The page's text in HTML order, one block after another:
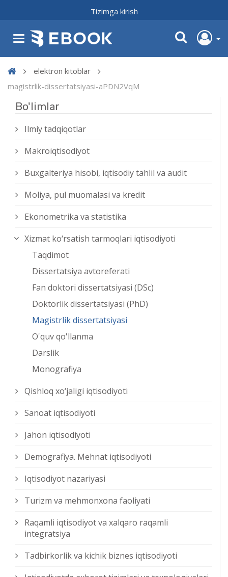
Tizimga kirish
elektron kitoblar
magistrlik-dissertatsiyasi-aPDN2VqM
Bo'limlar
Ilmiy tadqiqotlar
Makroiqtisodiyot
Buxgalteriya hisobi, iqtisodiy tahlil va audit
Moliya, pul muomalasi va kredit
Ekonometrika va statistika
Xizmat kо‘rsatish tarmoqlari iqtisodiyoti
Taqdimot
Dissertatsiya avtoreferati
Fan doktori dissertatsiyasi (DSc)
Doktorlik dissertatsiyasi (PhD)
Magistrlik dissertatsiyasi
O'quv qo'llanma
Darslik
Monografiya
Qishloq xо‘jaligi iqtisodiyoti
Sanoat iqtisodiyoti
Jahon iqtisodiyoti
Demografiya. Mehnat iqtisodiyoti
Iqtisodiyot nazariyasi
Turizm va mehmonxona faoliyati
Raqamli iqtisodiyot va xalqaro raqamli
integratsiya
Tadbirkorlik va kichik biznes iqtisodiyoti